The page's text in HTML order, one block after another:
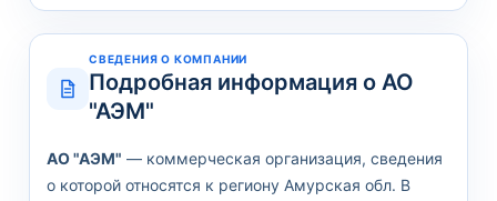
СВЕДЕНИЯ О КОМПАНИИ
Подробная информация о АО
"АЭМ"
АО "АЭМ" — коммерческая организация, сведения
о которой относятся к региону Амурская обл. В